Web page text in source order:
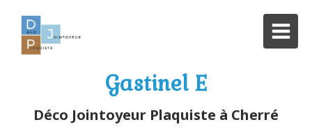
Gastinel E
Déco Jointoyeur Plaquiste à Cherré